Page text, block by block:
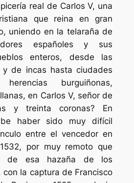
real de Carlos V, una
que reina en gran
uniendo en la telaraña de
españoles y sus
enteros, desde las
de incas hasta ciudades
burguiñonas,
en Carlos V, señor de
y treinta coronas? En
haber sido muy difícil
entre el vencedor en
por muy remoto que
de esa hazaña de los
con la captura de Francisco